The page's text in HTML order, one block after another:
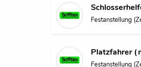
Festanstellung
Platzfahrer
Festanstellung